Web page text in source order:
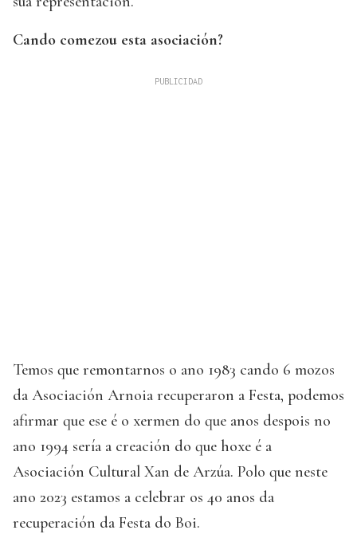
Cando comezou esta asociación?
Temos que remontarnos o ano 1983 cando 6 mozos
da Asociación Arnoia recuperaron a Festa, podemos
afirmar que ese é o xermen do que anos despois no
ano 1994 sería a creación do que hoxe é a
Asociación Cultural Xan de Arzúa. Polo que neste
ano 2023 estamos a celebrar os 40 anos da
recuperación da Festa do Boi.